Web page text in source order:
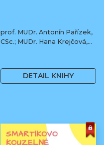
prof. MUDr. Antonín Pařízek,
CSc.; MUDr. Hana Krejčová,
Tomáš Honzík, Ph.D. a kol.
DETAIL KNIHY